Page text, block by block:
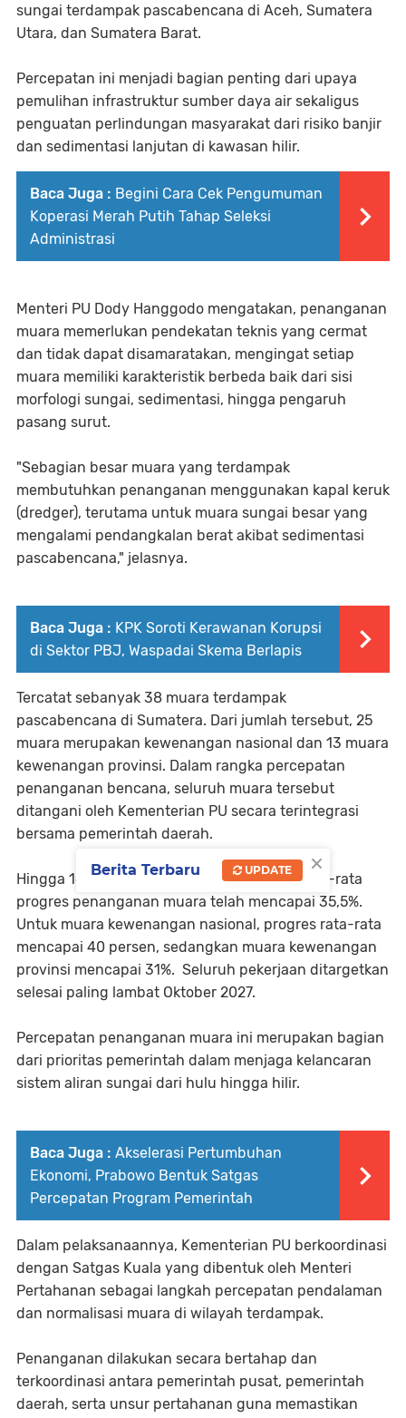
sungai terdampak pascabencana di Aceh, Sumatera
Utara, dan Sumatera Barat.
Percepatan ini menjadi bagian penting dari upaya
pemulihan infrastruktur sumber daya air sekaligus
penguatan perlindungan masyarakat dari risiko banjir
dan sedimentasi lanjutan di kawasan hilir.
Baca Juga : Begini Cara Cek Pengumuman
Koperasi Merah Putih Tahap Seleksi
Administrasi
Menteri PU Dody Hanggodo mengatakan, penanganan
muara memerlukan pendekatan teknis yang cermat
dan tidak dapat disamaratakan, mengingat setiap
muara memiliki karakteristik berbeda baik dari sisi
morfologi sungai, sedimentasi, hingga pengaruh
pasang surut.
"Sebagian besar muara yang terdampak
membutuhkan penanganan menggunakan kapal keruk
(dredger), terutama untuk muara sungai besar yang
mengalami pendangkalan berat akibat sedimentasi
pascabencana," jelasnya.
Baca Juga : KPK Soroti Kerawanan Korupsi
di Sektor PBJ, Waspadai Skema Berlapis
Tercatat sebanyak 38 muara terdampak
pascabencana di Sumatera. Dari jumlah tersebut, 25
muara merupakan kewenangan nasional dan 13 muara
kewenangan provinsi. Dalam rangka percepatan
penanganan bencana, seluruh muara tersebut
ditangani oleh Kementerian PU secara terintegrasi
bersama pemerintah daerah.
Hingga 16 Februari 2026 pukul 15.00 WIB, rata-rata
progres penanganan muara telah mencapai 35,5%.
Untuk muara kewenangan nasional, progres rata-rata
mencapai 40 persen, sedangkan muara kewenangan
provinsi mencapai 31%. Seluruh pekerjaan ditargetkan
selesai paling lambat Oktober 2027.
Percepatan penanganan muara ini merupakan bagian
dari prioritas pemerintah dalam menjaga kelancaran
sistem aliran sungai dari hulu hingga hilir.
Baca Juga : Akselerasi Pertumbuhan
Ekonomi, Prabowo Bentuk Satgas
Percepatan Program Pemerintah
Dalam pelaksanaannya, Kementerian PU berkoordinasi
dengan Satgas Kuala yang dibentuk oleh Menteri
Pertahanan sebagai langkah percepatan pendalaman
dan normalisasi muara di wilayah terdampak.
Penanganan dilakukan secara bertahap dan
terkoordinasi antara pemerintah pusat, pemerintah
daerah, serta unsur pertahanan guna memastikan
×
Berita Terbaru UPDATE